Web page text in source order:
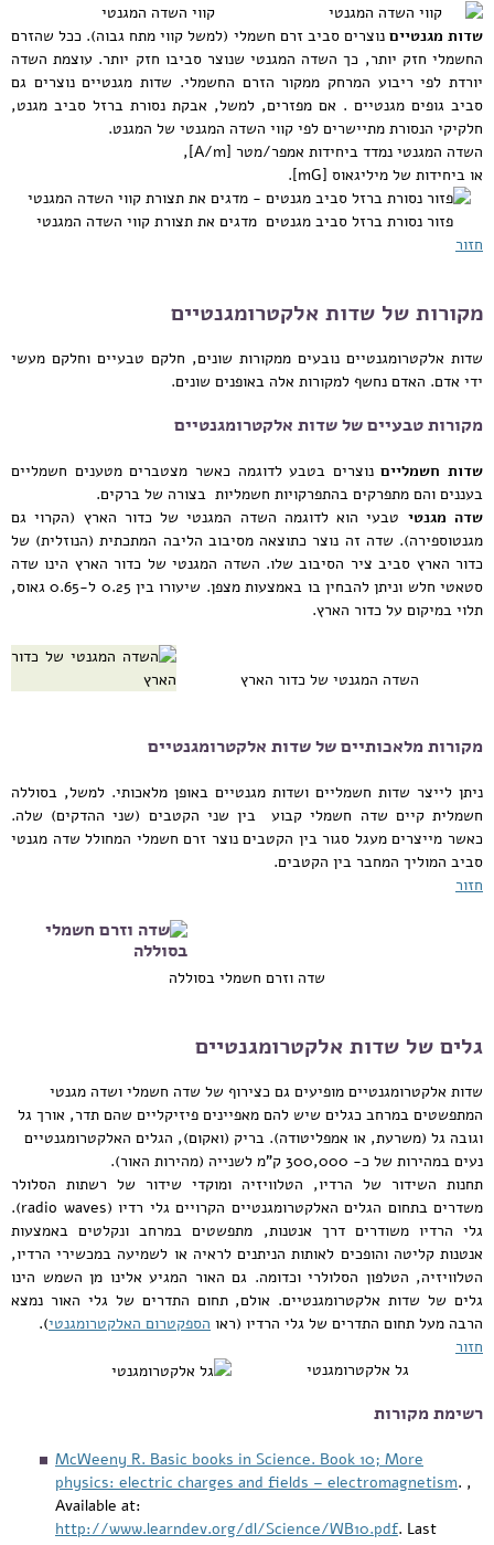
קווי השדה המגנטי
שדות מגנטיים נוצרים סביב זרם חשמלי (למשל קווי מתח גבוה). ככל שהזרם
החשמלי חזק יותר, כך השדה המגנטי שנוצר סביבו חזק יותר. עוצמת השדה
יורדת לפי ריבוע המרחק ממקור הזרם החשמלי. שדות מגנטיים נוצרים גם
סביב גופים מגנטיים . אם מפזרים, למשל, אבקת נסורת ברזל סביב מגנט,
חלקיקי הנסורת מתיישרים לפי קווי השדה המגנטי של המגנט.
השדה המגנטי נמדד ביחידות אמפר/מטר [A/m],
או ביחידות של מיליגאוס [mG].
פזור נסורת ברזל סביב מגנטים מדגים את תצורת קווי השדה המגנטי
חזור
מקורות של שדות אלקטרומגנטיים
שדות אלקטרומגנטיים נובעים ממקורות שונים, חלקם טבעיים וחלקם מעשי
ידי אדם. האדם נחשף למקורות אלה באופנים שונים.
מקורות טבעיים של שדות אלקטרומגנטיים
שדות חשמלייםנוצרים בטבע לדוגמה כאשר מצטברים מטענים חשמליים
בעננים והם מתפרקים בהתפרקויות חשמליות בצורה של ברקים.
שדה מגנטי טבעי הוא לדוגמה השדה המגנטי של כדור הארץ (הקרוי גם
מגנטוספירה). שדה זה נוצר כתוצאה מסיבוב הליבה המתכתית (הנוזלית) של
כדור הארץ סביב ציר הסיבוב שלו. השדה המגנטי של כדור הארץ הינו שדה
סטאטי חלש וניתן להבחין בו באמצעות מצפן. שיעורו בין 0.25 ל-0.65 גאוס,
תלוי במיקום על כדור הארץ.
השדה המגנטי של כדור הארץ
מקורות מלאכותיים של שדות אלקטרומגנטיים
ניתן לייצר שדות חשמליים ושדות מגנטיים באופן מלאכותי. למשל, בסוללה
חשמלית קיים שדה חשמלי קבוע בין שני הקטבים (שני ההדקים) שלה.
כאשר מייצרים מעגל סגור בין הקטבים נוצר זרם חשמלי המחולל שדה מגנטי
סביב המוליך המחבר בין הקטבים.
חזור
שדה וזרם חשמלי בסוללה
גלים של שדות אלקטרומגנטיים
שדות אלקטרומגנטיים מופיעים גם כצירוף של שדה חשמלי ושדה מגנטי
המתפשטים במרחב כגלים שיש להם מאפיינים פיזיקליים שהם תדר, אורך גל
וגובה גל (משרעת, או אמפליטודה). בריק (ואקום), הגלים האלקטרומגנטיים
נעים במהירות של כ- 300,000 ק"מ לשנייה (מהירות האור).
תחנות השידור של הרדיו, הטלוויזיה ומוקדי שידור של רשתות הסלולר
משדרים בתחום הגלים האלקטרומגנטיים הקרויים גלי רדיו (radio waves).
גלי הרדיו משודרים דרך אנטנות, מתפשטים במרחב ונקלטים באמצעות
אנטנות קליטה והופכים לאותות הניתנים לראיה או לשמיעה במכשירי הרדיו,
הטלוויזיה, הטלפון הסלולרי וכדומה. גם האור המגיע אלינו מן השמש הינו
גלים של שדות אלקטרומגנטיים. אולם, תחום התדרים של גלי האור נמצא
הרבה מעל תחום התדרים של גלי הרדיו (ראו הספקטרום האלקטרומגנטי).
חזור
גל אלקטרומגנטי
רשימת מקורות
McWeeny R. Basic books in Science. Book 10; More
physics: electric charges and fields – electromagnetism. ,
Available at:
http://www.learndev.org/dl/Science/WB10.pdf. Last